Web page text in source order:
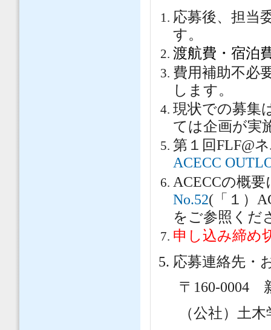
応募後、担当
す。
渡航費・宿泊
費用補助不必
します。
現状での募集
ては企画が実
第１回FLF@
ACECC
ACECCの概
No.52(「１）
をご参照くだ
申し込み締め
5. 応募連絡先・
〒160-0004
（公社）土